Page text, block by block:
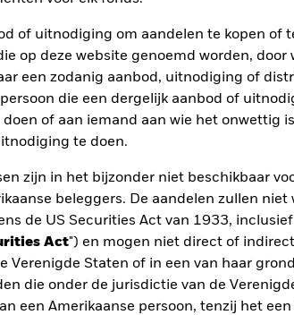
of uitnodiging om aandelen te kopen of
op deze website genoemd worden, door
een zodanig aanbod, uitnodiging of
die een dergelijk aanbod of
of aan iemand aan wie het onwettig
te doen.
zijn in het bijzonder niet beschikbaar
beleggers. De aandelen zullen niet
de US Securities Act van 1933,
Act") en mogen niet direct of
Verenigde Staten of in een van haar
die onder de jurisdictie van de
een Amerikaanse persoon, tenzij het
Beperkende benchmark 1 (%)
beleggingsdoelstelling en -beleid gewijzigd.
2019 2020 2021 2022 2023
25,5 -1,0 22,2 -12,5 18,8
kosten. Instap-/uitstapvergoedingen
in het verleden.In het verleden behaalde
resultaten. Markten kunnen zich in de